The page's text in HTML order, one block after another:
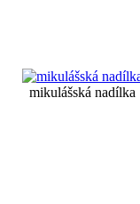
mikulášská nadílka